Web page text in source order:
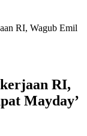
RI, Wagub Emil
RI,
Mayday’